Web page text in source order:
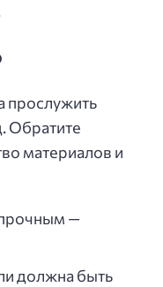
прослужить
Обратите
материалов и
—
должна быть